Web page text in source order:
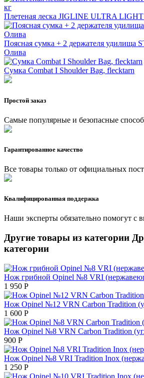
Плетеная леска JIGLINE ULTRA
Поясная сумка + 2 держателя удилища
Олива
Сумка Combat I Shoulder Bag, flecktarn
Простой заказ
Самые популярные и безопасные
Гарантированное качество
Все товары только от официальных
Квалифицированная поддержка
Наши эксперты обязательно помогут с
Другие товары из категории
категории
Нож грибной Opinel №8 VRI
1 950 Р
Нож Opinel №12 VRN Carbon Tradition
1 600 Р
Нож Opinel №8 VRN Carbon Tradition
900 Р
Нож Opinel №8 VRI Tradition Inox
1 250 Р